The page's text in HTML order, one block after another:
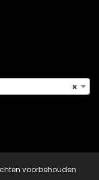
×
voorbehouden